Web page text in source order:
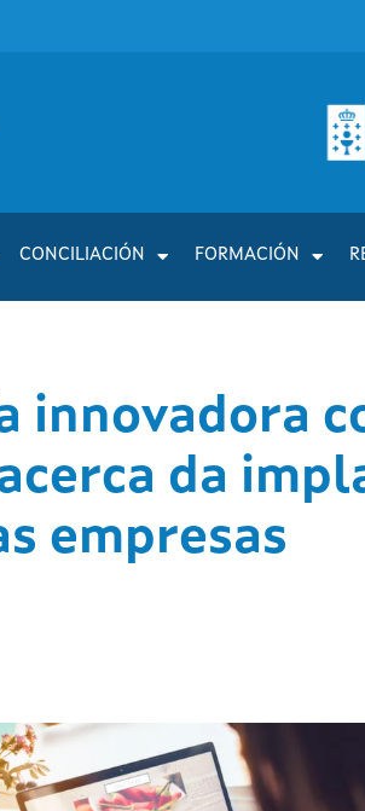
CONCILIACIÓN FORMACIÓN
innovadora
da
empresas